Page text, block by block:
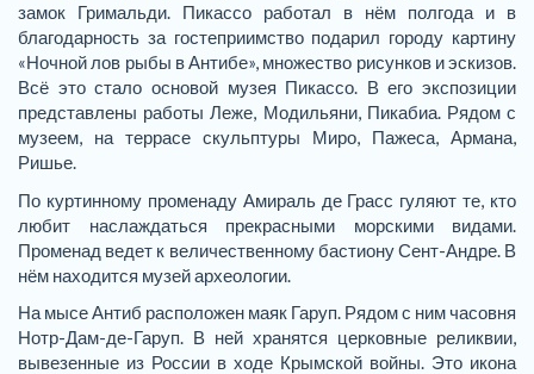
замок Гримальди. Пикассо работал в нём полгода и в
благодарность за гостеприимство подарил городу картину
«Ночной лов рыбы в Антибе», множество рисунков и эскизов.
Всё это стало основой музея Пикассо. В его экспозиции
представлены работы Леже, Модильяни, Пикабиа. Рядом с
музеем, на террасе скульптуры Миро, Пажеса, Армана,
Ришье.
По куртинному променаду Амираль де Грасс гуляют те, кто
любит наслаждаться прекрасными морскими видами.
Променад ведет к величественному бастиону Сент-Андре. В
нём находится музей археологии.
На мысе Антиб расположен маяк Гаруп. Рядом с ним часовня
Нотр-Дам-де-Гаруп. В ней хранятся церковные реликвии,
вывезенные из России в ходе Крымской войны. Это икона